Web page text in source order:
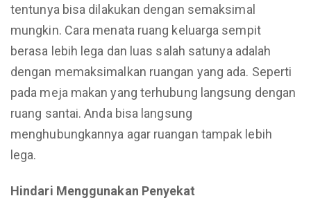
tentunya bisa dilakukan dengan semaksimal
mungkin. Cara menata ruang keluarga sempit
berasa lebih lega dan luas salah satunya adalah
dengan memaksimalkan ruangan yang ada. Seperti
pada meja makan yang terhubung langsung dengan
ruang santai. Anda bisa langsung
menghubungkannya agar ruangan tampak lebih
lega.
Hindari Menggunakan Penyekat